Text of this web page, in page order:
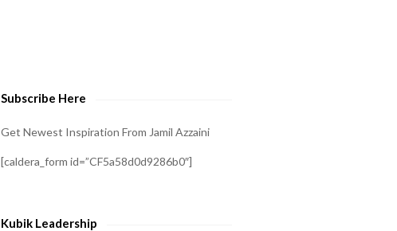
Subscribe Here
Get Newest Inspiration From Jamil Azzaini
[caldera_form id=”CF5a58d0d9286b0″]
Kubik Leadership